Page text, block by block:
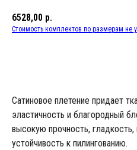
6528,00 р.
Стоимость комплектов по размерам не
Сатиновое плетение придает
эластичность и благородный
высокую прочность,
устойчивость к пилингованию.